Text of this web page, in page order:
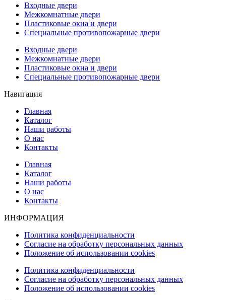
Входные двери
Межкомнатные двери
Пластиковые окна и двери
Специальные противопожарные двери
Входные двери
Межкомнатные двери
Пластиковые окна и двери
Специальные противопожарные двери
Навигация
Главная
Каталог
Наши работы
О нас
Контакты
Главная
Каталог
Наши работы
О нас
Контакты
ИНФОРМАЦИЯ
Политика конфиденциальности
Согласие на обработку персональных данных
Положение об использовании cookies
Политика конфиденциальности
Согласие на обработку персональных данных
Положение об использовании cookies